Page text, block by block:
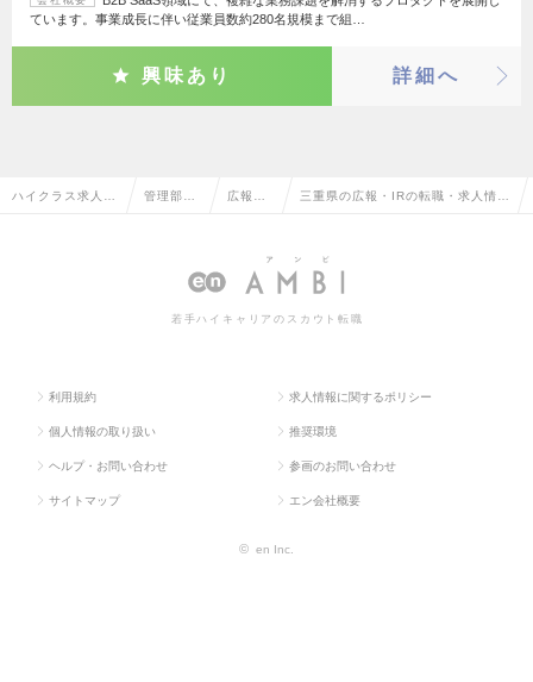
ています。事業成長に伴い従業員数約280名規模まで組…
興味あり 詳細へ
ハイクラス求人T 管理部門 広報・I 三重県の広報・IRの転職・求人情報
若手ハイキャリアのスカウト転職
利用規約 求人情報に関するポリシー
個人情報の取り扱い 推奨環境
ヘルプ・お問い合わせ 参画のお問い合わせ
サイトマップ エン会社概要
© en Inc.